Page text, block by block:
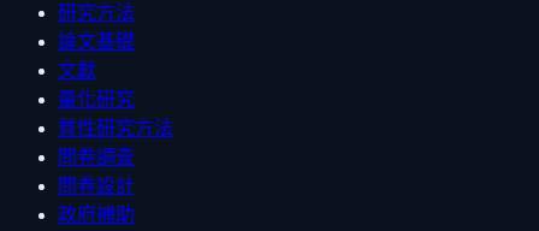
研究方法
論文基礎
文獻
量化研究
質性研究方法
問卷調查
問卷設計
政府補助